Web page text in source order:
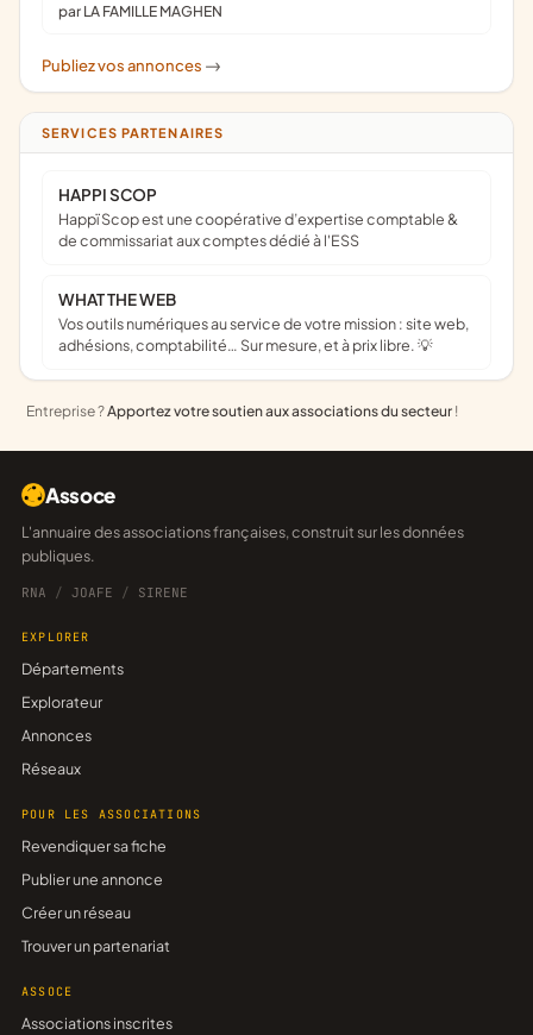
par LA FAMILLE MAGHEN
Publiez vos annonces ->
SERVICES PARTENAIRES
HAPPI SCOP
Happï Scop est une coopérative d’expertise comptable &
de commissariat aux comptes dédié à l'ESS
WHAT THE WEB
Vos outils numériques au service de votre mission : site web,
adhésions, comptabilité… Sur mesure, et à prix libre. 💡
Entreprise ?Apportez votre soutien aux associations du secteur !
Assoce
L'annuaire des associations françaises, construit sur les données
publiques.
RNA / JOAFE / SIRENE
EXPLORER
Départements
Explorateur
Annonces
Réseaux
POUR LES ASSOCIATIONS
Revendiquer sa fiche
Publier une annonce
Créer un réseau
Trouver un partenariat
ASSOCE
Associations inscrites